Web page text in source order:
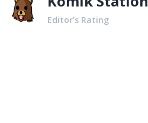
Editor’s Rating